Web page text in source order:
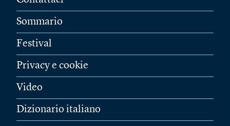
Sommario
Festival
Privacy e cookie
Video
Dizionario italiano